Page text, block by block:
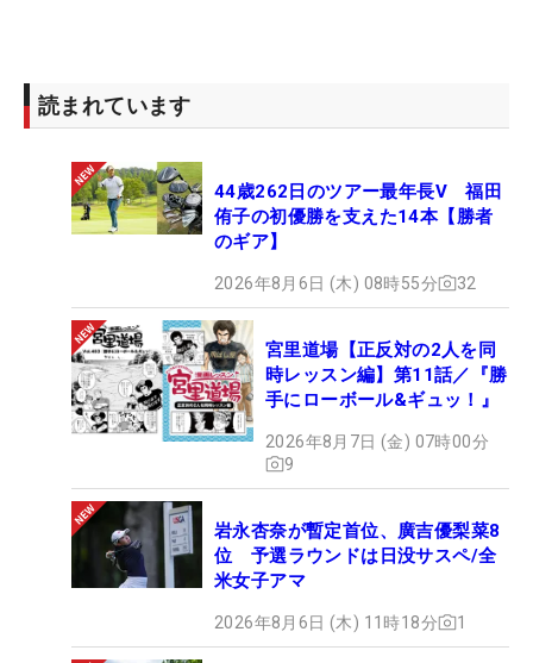
読まれています
44歳262日のツアー最年長V 福田
侑子の初優勝を支えた14本【勝者
のギア】
2026年8月6日 (木) 08時55分 32
宮里道場【正反対の2人を同
時レッスン編】第11話／『勝
手にローボール&ギュッ！』
2026年8月7日 (金) 07時00分
9
岩永杏奈が暫定首位、廣吉優梨菜8
位 予選ラウンドは日没サスペ/全
米女子アマ
2026年8月6日 (木) 11時18分 1